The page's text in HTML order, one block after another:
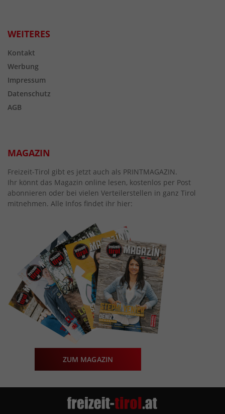
WEITERES
Kontakt
Werbung
Impressum
Datenschutz
AGB
MAGAZIN
Freizeit-Tirol gibt es jetzt auch als PRINTMAGAZIN.
Ihr könnt das Magazin online lesen, kostenlos per Post
abonnieren oder bei vielen Verteilerstellen in ganz Tirol
mitnehmen. Alle Infos findet ihr hier:
ZUM MAGAZIN